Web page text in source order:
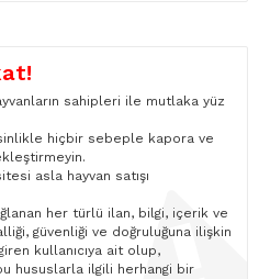
sahipleri ile mutlaka yüz
hiçbir sebeple kapora ve
asla hayvan satışı
her türlü ilan, bilgi, içerik ve
güvenliği ve doğruluğuna ilişkin
kullanıcıya ait olup,
hususlarla ilgili herhangi bir